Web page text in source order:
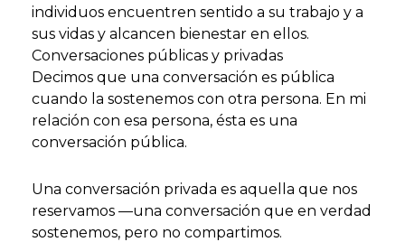
individuos encuentren sentido a su trabajo y a
sus vidas y alcancen bienestar en ellos.
Conversaciones públicas y privadas
Decimos que una conversación es pública
cuando la sostenemos con otra persona. En mi
relación con esa persona, ésta es una
conversación pública.
Una conversación privada es aquella que nos
reservamos —una conversación que en verdad
sostenemos, pero no compartimos.